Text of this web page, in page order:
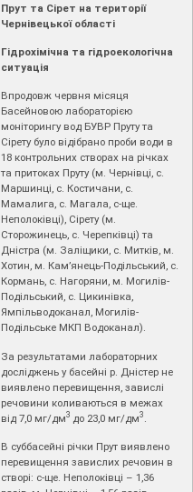
Прут та Сірет на території
Чернівецької області
Гідрохімічна та гідроекологічна
ситуація
Впродовж червня місяця
Басейновою лабораторією
моніторингу вод БУВР Пруту та
Сірету було відібрано проби води в
18 контрольних створах на річках
та притоках Пруту (м. Чернівці, c.
Маршинці, с. Костичани, с.
Мамалига, с. Магала, с-ще.
Неполоківці), Сірету (м.
Сторожинець, с. Черепківці) та
Дністра (м. Заліщики, с. Митків, м.
Хотин, м. Кам’янець-Подільський, с.
Кормань, с. Нагоряни, м. Могилів-
Подільський, с. Цикинівка,
Ямпільводоканал, Могилів-
Подільське МКП Водоканал).
За результатами лабораторних
досліджень у басейні р. Дністер не
виявлено перевищення, завислі
речовини коливаються в межах
від 7,0 мг/дм3 до 23,0 мг/дм3
В суббасейні річки Прут виявлено
перевищення завислих речовин в
створі: с-ще. Неполоківці – 1,36